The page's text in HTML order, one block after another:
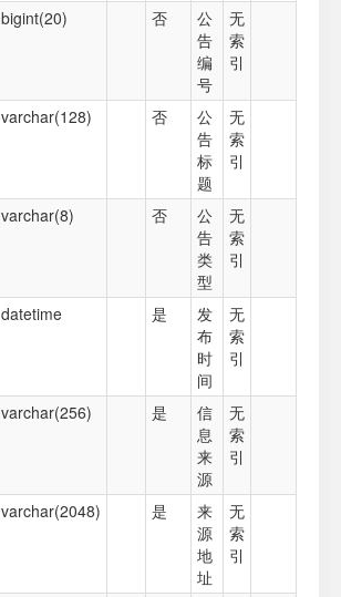
bigint(20) 否
公
告
编
号
无
索
引
varchar(128) 否
公
告
标
题
无
索
引
varchar(8) 否
公
告
类
型
无
索
引
datetime 是
发
布
时
间
无
索
引
varchar(256) 是
信
息
来
源
无
索
引
varchar(2048) 是
来
源
地
址
无
索
引